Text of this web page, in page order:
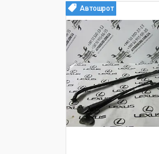
Автошрот